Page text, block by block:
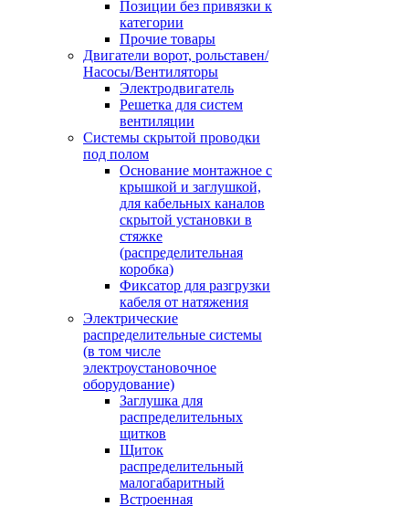
Позиции без привязки к
категории
Прочие товары
Двигатели ворот, рольставен/
Насосы/Вентиляторы
Электродвигатель
Решетка для систем
вентиляции
Системы скрытой проводки
под полом
Основание монтажное с
крышкой и заглушкой,
для кабельных каналов
скрытой установки в
стяжке
(распределительная
коробка)
Фиксатор для разгрузки
кабеля от натяжения
Электрические
распределительные системы
(в том числе
электроустановочное
оборудование)
Заглушка для
распределительных
щитков
Щиток
распределительный
малогабаритный
Встроенная